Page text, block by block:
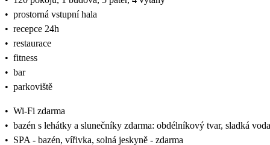
• prostorná vstupní hala
• recepce 24h
• restaurace
• fitness
• bar
• parkoviště
• Wi-Fi zdarma
• bazén s lehátky a slunečníky zdarma: obdélníkový tvar, sladká
• SPA - bazén, vířivka, solná jeskyně - zdarma